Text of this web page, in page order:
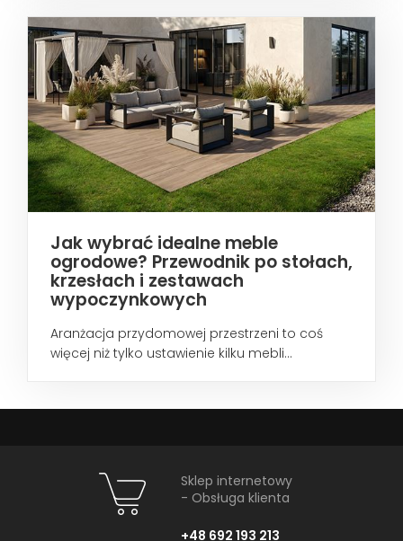
Jak wybrać idealne meble
ogrodowe? Przewodnik po stołach,
krzesłach i zestawach
wypoczynkowych
Aranżacja przydomowej przestrzeni to coś
więcej niż tylko ustawienie kilku mebli...
Sklep internetowy
- Obsługa klienta
+48 692 193 213